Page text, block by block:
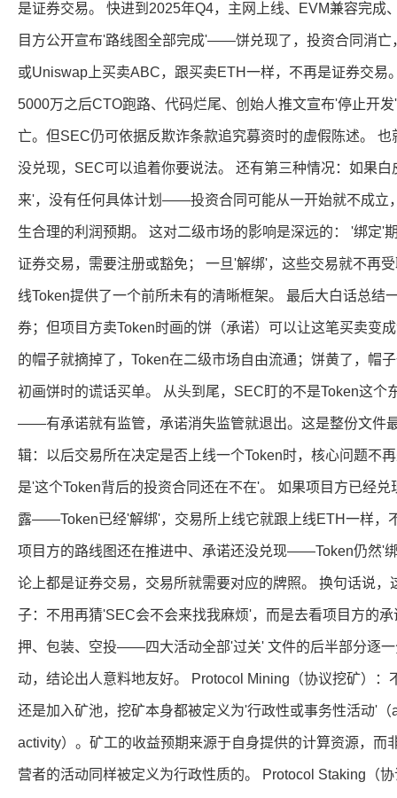
是证券交易。 快进到2025年Q4，主网上线、EVM兼容完成
目方公开宣布'路线图全部完成'——饼兑现了，投资合同消亡
或Uniswap上买卖ABC，跟买卖ETH一样，不再是证券交易
5000万之后CTO跑路、代码烂尾、创始人推文宣布'停止开
亡。但SEC仍可依据反欺诈条款追究募资时的虚假陈述。
没兑现，SEC可以追着你要说法。 还有第三种情况：如果
来'，没有任何具体计划——投资合同可能从一开始就不成立
生合理的利润预期。 这对二级市场的影响是深远的： '绑定'
证券交易，需要注册或豁免； 一旦'解绑'，这些交易就不再
线Token提供了一个前所未有的清晰框架。 最后大白话总结
券；但项目方卖Token时画的饼（承诺）可以让这笔买卖变
的帽子就摘掉了，Token在二级市场自由流通；饼黄了，帽
初画饼时的谎话买单。 从头到尾，SEC盯的不是Token这个
——有承诺就有监管，承诺消失监管就退出。这是整份文件
辑：以后交易所在决定是否上线一个Token时，核心问题不
是'这个Token背后的投资合同还在不在'。 如果项目方已经
露——Token已经'解绑'，交易所上线它就跟上线ETH一样，
项目方的路线图还在推进中、承诺还没兑现——Token仍然'
论上都是证券交易，交易所就需要对应的牌照。 换句话说
子：不用再猜'SEC会不会来找我麻烦'，而是去看项目方的
押、包装、空投——四大活动全部'过关' 文件的后半部分逐
动，结论出人意料地友好。 Protocol Mining（协议挖矿）：
还是加入矿池，挖矿本身都被定义为'行政性或事务性活动'
activity）。矿工的收益预期来源于自身提供的计算资源，而
营者的活动同样被定义为行政性质的。 Protocol Staking（